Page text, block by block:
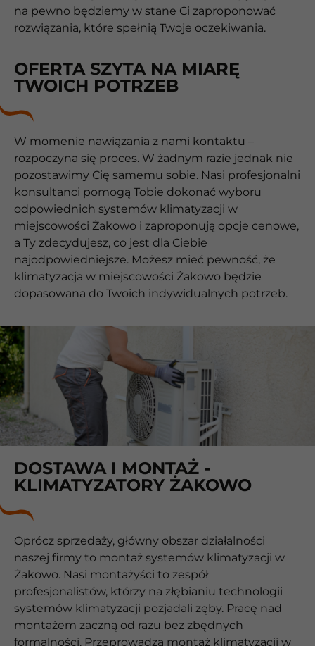
na pewno będziemy w stane Ci zaproponować
rozwiązania, które spełnią Twoje oczekiwania.
OFERTA SZYTA NA MIARĘ
TWOICH POTRZEB
W momenie nawiązania z nami kontaktu –
rozpoczyna się proces. W żadnym razie jednak nie
pozostawimy Cię samemu sobie. Nasi profesjonalni
konsultanci pomogą Tobie dokonać wyboru
odpowiednich systemów klimatyzacji w
miejscowości Żakowo i zaproponują opcje cenowe,
a Ty zdecydujesz, co jest dla Ciebie
najodpowiedniejsze. Możesz mieć pewność, że
klimatyzacja w miejscowości Żakowo będzie
dopasowana do Twoich indywidualnych potrzeb.
DOSTAWA I MONTAŻ -
KLIMATYZATORY ŻAKOWO
Oprócz sprzedaży, główny obszar działalności
naszej firmy to montaż systemów klimatyzacji w
Żakowo. Nasi montażyści to zespół
profesjonalistów, którzy na złębianiu technologii
systemów klimatyzacji pozjadali zęby. Pracę nad
montażem zaczną od razu bez zbędnych
formalności. Przeprowadzą montaż klimatyzacji w